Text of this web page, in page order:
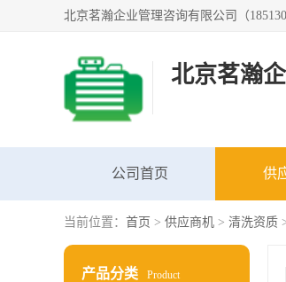
北京茗瀚
公司首页 供
当前位置： 首页 > 供应商机 > 清洗资质
产品分类 Product